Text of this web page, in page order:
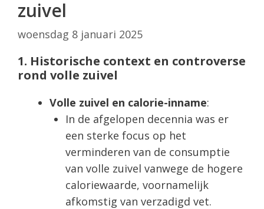
zuivel
woensdag 8 januari 2025
1. Historische context en controverse
rond volle zuivel
Volle zuivel en calorie-inname:
In de afgelopen decennia was er
een sterke focus op het
verminderen van de consumptie
van volle zuivel vanwege de hogere
caloriewaarde, voornamelijk
afkomstig van verzadigd vet.